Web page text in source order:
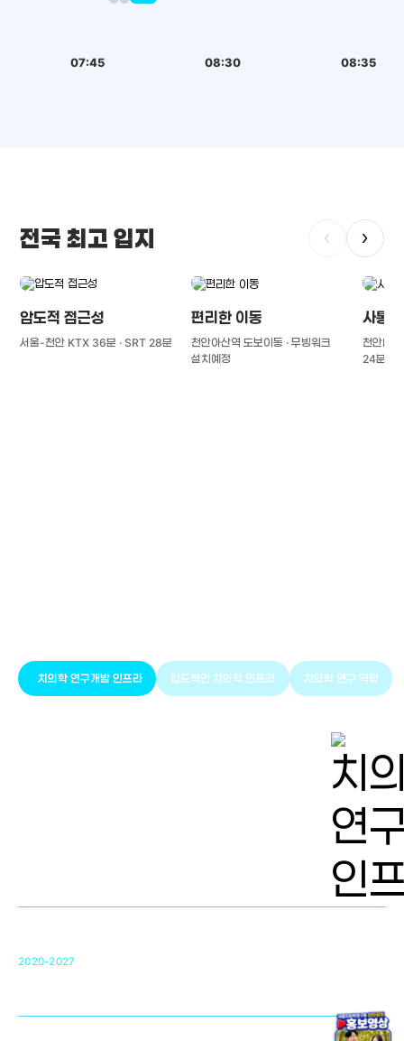
07:45 08:30 08:35
전국 최고 입지 ‹ ›
압도적 접근성
서울-천안 KTX 36분 · SRT 28분
편리한 이동
천안아산역 도보이동 · 무빙워크
설치예정
사통
천안IC(
24분
치의학 연구개발 인프라 압도적인 치의학 인프라 치의학 연구 역량
2020-2027